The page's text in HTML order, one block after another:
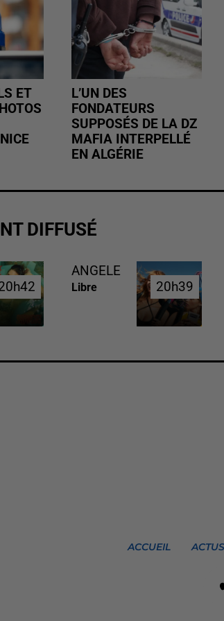
ET
L’UN DES
FONDATEURS
SUPPOSÉS DE LA DZ
MAFIA INTERPELLÉ
EN ALGÉRIE
DIFFUSÉ
ANGELE
Libre 20h39
20h39
ACCUEIL